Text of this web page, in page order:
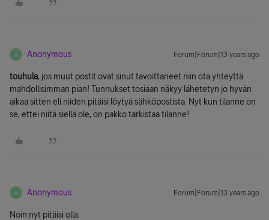
A Anonymous Forum|Forum|13 years ago
touhula, jos muut postit ovat sinut tavoittaneet niin ota yhteyttä
mahdollisimman pian! Tunnukset tosiaan näkyy lähetetyn jo hyvän
aikaa sitten eli niiden pitäisi löytyä sähköpostista. Nyt kun tilanne on
se, ettei niitä siellä ole, on pakko tarkistaa tilanne!
A Anonymous Forum|Forum|13 years ago
Noin nyt pitäisi olla.